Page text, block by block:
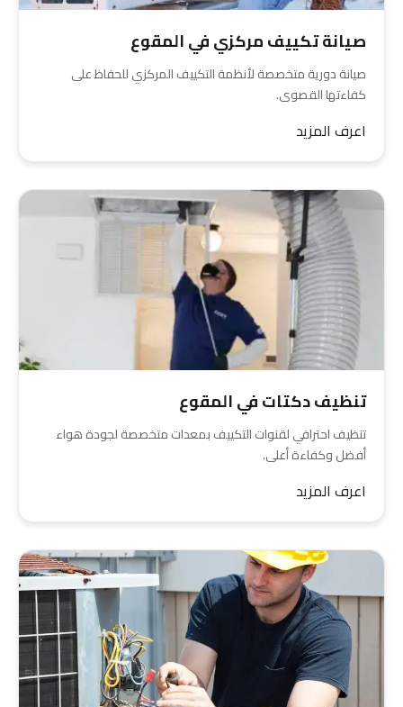
صيانة تكييف مركزي في المقوع
صيانة دورية متخصصة لأنظمة التكييف المركزي للحفاظ على
كفاءتها القصوى.
اعرف المزيد
تنظيف دكتات في المقوع
تنظيف احترافي لقنوات التكييف بمعدات متخصصة لجودة هواء
أفضل وكفاءة أعلى.
اعرف المزيد